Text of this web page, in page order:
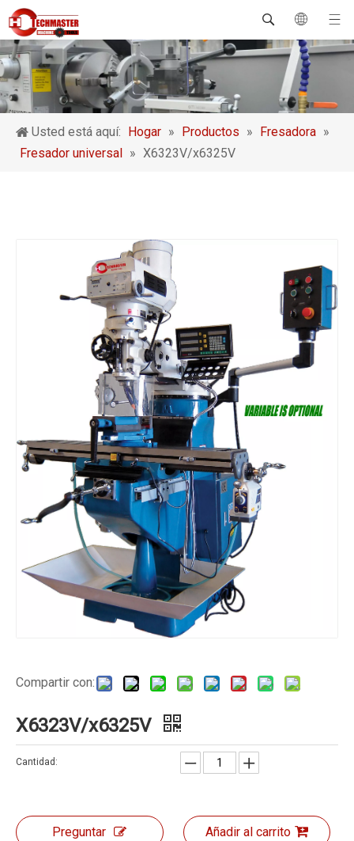
Usted está aquí: Hogar » Productos » Fresadora »
Fresador universal
» X6323V/x6325V
Compartir con:
X6323V/x6325V
Cantidad:
Preguntar Añadir al carrito